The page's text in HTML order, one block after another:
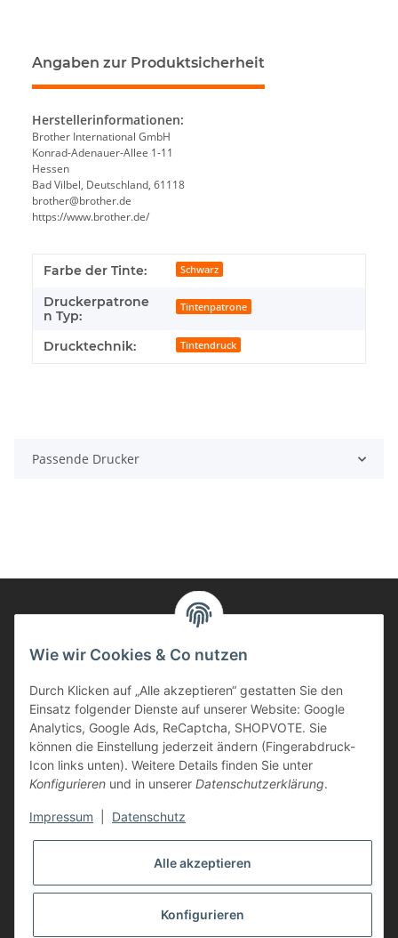
Angaben zur Produktsicherheit
Herstellerinformationen:
Brother International GmbH
Konrad-Adenauer-Allee 1-11
Hessen
Bad Vilbel, Deutschland, 61118
brother@brother.de
https://www.brother.de/
Farbe der Tinte: Schwarz
Druckerpatrone
n Typ:
Tintenpatrone
Drucktechnik: Tintendruck
Passende Drucker
Informationen
Kunden Service
Haben Sie Fragen zu unseren Produkten?
Dann rufen Sie uns gerne an:
Tel: 0621/9767200
Mo.-Fr. 08:45-17:00 Uhr
oder schreiben Sie uns:
info@printer-express.de
Vertrag widerrufen
Wie wir Cookies & Co nutzen
Durch Klicken auf „Alle akzeptieren“ gestatten Sie den
Einsatz folgender Dienste auf unserer Website: Google
Analytics, Google Ads, ReCaptcha, SHOPVOTE. Sie
können die Einstellung jederzeit ändern (Fingerabdruck-
Icon links unten). Weitere Details finden Sie unter
Konfigurieren und in unserer Datenschutzerklärung.
Impressum Datenschutz
Alle akzeptieren
Konfigurieren